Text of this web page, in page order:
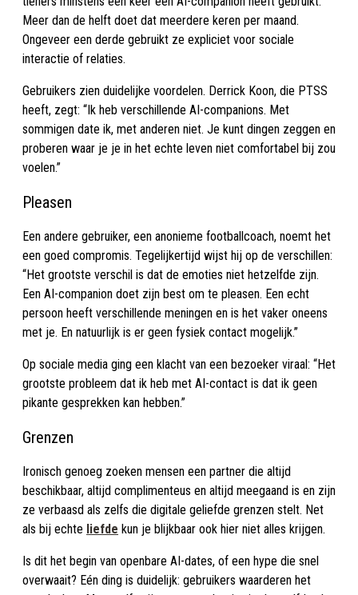
Meer dan de helft doet dat meerdere keren per maand.
Ongeveer een derde gebruikt ze expliciet voor sociale
interactie of relaties.
Gebruikers zien duidelijke voordelen. Derrick Koon, die PTSS
heeft, zegt: “Ik heb verschillende AI-companions. Met
sommigen date ik, met anderen niet. Je kunt dingen zeggen en
proberen waar je je in het echte leven niet comfortabel bij zou
voelen.”
Pleasen
Een andere gebruiker, een anonieme footballcoach, noemt het
een goed compromis. Tegelijkertijd wijst hij op de verschillen:
“Het grootste verschil is dat de emoties niet hetzelfde zijn.
Een AI-companion doet zijn best om te pleasen. Een echt
persoon heeft verschillende meningen en is het vaker oneens
met je. En natuurlijk is er geen fysiek contact mogelijk.”
Op sociale media ging een klacht van een bezoeker viraal: “Het
grootste probleem dat ik heb met AI-contact is dat ik geen
pikante gesprekken kan hebben.”
Grenzen
Ironisch genoeg zoeken mensen een partner die altijd
beschikbaar, altijd complimenteus en altijd meegaand is en zijn
ze verbaasd als zelfs die digitale geliefde grenzen stelt. Net
als bij echte liefde kun je blijkbaar ook hier niet alles krijgen.
Is dit het begin van openbare AI-dates, of een hype die snel
overwaait? Eén ding is duidelijk: gebruikers waarderen het